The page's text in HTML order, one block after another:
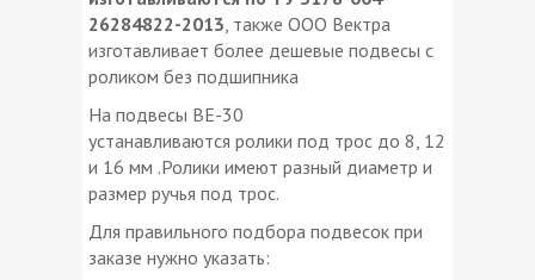
26284822-2013 , также ООО Вектра
изготавливает более дешевые подвесы с
роликом без подшипника
На подвесы ВЕ-30
устанавливаются ролики под трос до 8, 12
и 16 мм .Ролики имеют разный диаметр и
размер ручья под трос.
Для правильного подбора подвесок при
заказе нужно указать: